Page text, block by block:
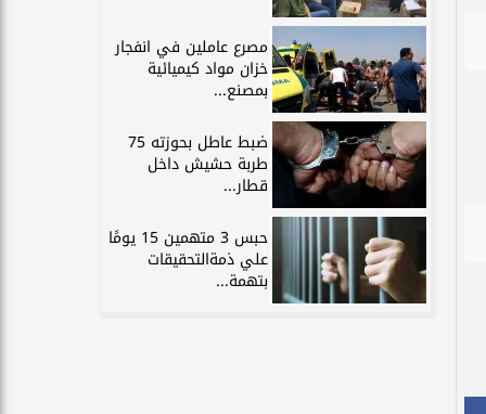
مصرع عاملين في انفجار
خزان مواد كيميائية
بمصنع...
ضبط عاطل بحوزته 75
طربة حشيش داخل
قطار...
حبس 3 متهمين 15 يومًا
علي ذمةالتحقيقات
بتهمة...